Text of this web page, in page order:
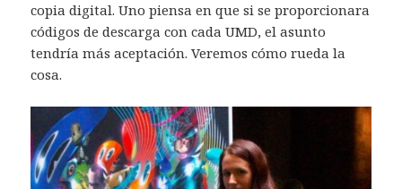
copia digital. Uno piensa en que si se proporcionara
códigos de descarga con cada UMD, el asunto
tendría más aceptación. Veremos cómo rueda la
cosa.